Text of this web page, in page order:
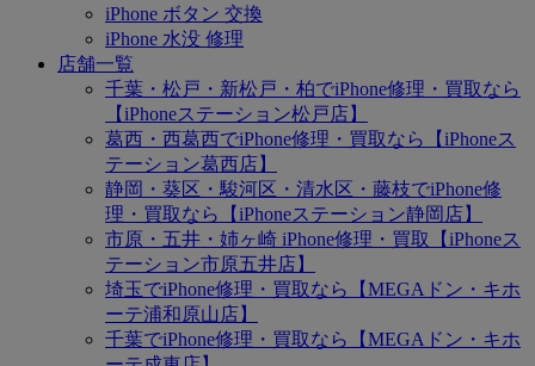
iPhone ボタン 交換
iPhone 水没 修理
店舗一覧
千葉・松戸・新松戸・柏でiPhone修理・買取なら
【iPhoneステーション松戸店】
葛西・西葛西でiPhone修理・買取なら【iPhoneス
テーション葛西店】
静岡・葵区・駿河区・清水区・藤枝でiPhone修
理・買取なら【iPhoneステーション静岡店】
市原・五井・姉ヶ崎 iPhone修理・買取【iPhoneス
テーション市原五井店】
埼玉でiPhone修理・買取なら【MEGAドン・キホ
ーテ浦和原山店】
千葉でiPhone修理・買取なら【MEGAドン・キホ